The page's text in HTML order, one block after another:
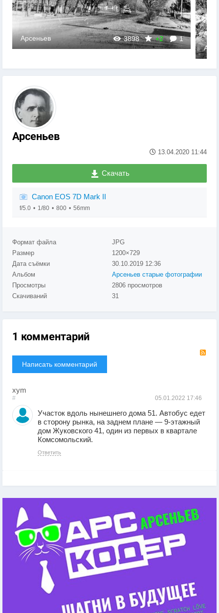
3898 +2 1
Арсеньев
Арсеньев
13.04.2020 11:44
Скачать
Canon EOS 7D Mark II
f/5.0 1/80 800 56mm
Формат файла
JPG
Размер
1200×729
Дата съёмки
30.10.2019 12:36
Альбом
Арсеньев старые фотографии
Просмотры
2806 просмотров
Скачиваний
31
1 комментарий
Написать комментарий
xym
05.01.2022 17:46
#
Участок вдоль нынешнего дома 51. Автобус едет
в сторону рынка, на заднем плане — 9-этажный
дом Жуковского 41, один из первых в квартале
Комсомольский.
Ответить